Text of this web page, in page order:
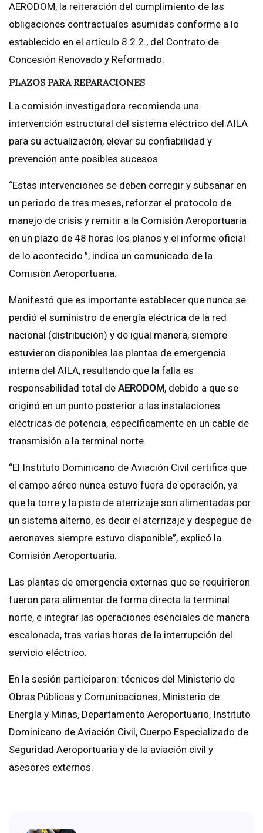
AERODOM, la reiteración del cumplimiento de las
obligaciones contractuales asumidas conforme a lo
establecido en el artículo 8.2.2., del Contrato de
Concesión Renovado y Reformado.
PLAZOS PARA REPARACIONES
La comisión investigadora recomienda una
intervención estructural del sistema eléctrico del AILA
para su actualización, elevar su confiabilidad y
prevención ante posibles sucesos.
“Estas intervenciones se deben corregir y subsanar en
un periodo de tres meses, reforzar el protocolo de
manejo de crisis y remitir a la Comisión Aeroportuaria
en un plazo de 48 horas los planos y el informe oficial
de lo acontecido.”, indica un comunicado de la
Comisión Aeroportuaria.
Manifestó que es importante establecer que nunca se
perdió el suministro de energía eléctrica de la red
nacional (distribución) y de igual manera, siempre
estuvieron disponibles las plantas de emergencia
interna del AILA, resultando que la falla es
responsabilidad total de AERODOM, debido a que se
originó en un punto posterior a las instalaciones
eléctricas de potencia, específicamente en un cable de
transmisión a la terminal norte.
“El Instituto Dominicano de Aviación Civil certifica que
el campo aéreo nunca estuvo fuera de operación, ya
que la torre y la pista de aterrizaje son alimentadas por
un sistema alterno, es decir el aterrizaje y despegue de
aeronaves siempre estuvo disponible”, explicó la
Comisión Aeroportuaria.
Las plantas de emergencia externas que se requirieron
fueron para alimentar de forma directa la terminal
norte, e integrar las operaciones esenciales de manera
escalonada, tras varias horas de la interrupción del
servicio eléctrico.
En la sesión participaron: técnicos del Ministerio de
Obras Públicas y Comunicaciones, Ministerio de
Energía y Minas, Departamento Aeroportuario, Instituto
Dominicano de Aviación Civil, Cuerpo Especializado de
Seguridad Aeroportuaria y de la aviación civil y
asesores externos.